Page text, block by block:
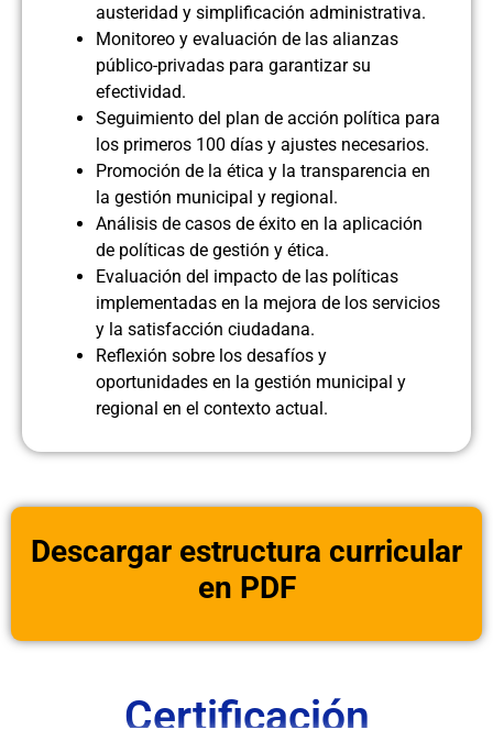
austeridad y simplificación administrativa.
Monitoreo y evaluación de las alianzas
público-privadas para garantizar su
efectividad.
Seguimiento del plan de acción política para
los primeros 100 días y ajustes necesarios.
Promoción de la ética y la transparencia en
la gestión municipal y regional.
Análisis de casos de éxito en la aplicación
de políticas de gestión y ética.
Evaluación del impacto de las políticas
implementadas en la mejora de los servicios
y la satisfacción ciudadana.
Reflexión sobre los desafíos y
oportunidades en la gestión municipal y
regional en el contexto actual.
Descargar estructura curricular
en PDF
Certificación